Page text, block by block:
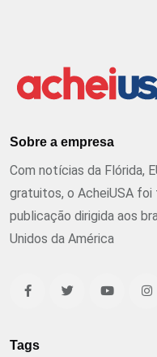
Sobre a empresa
Com notícias da Flórida,
gratuitos, o AcheiUSA
publicação dirigida aos
Unidos da América
Tags